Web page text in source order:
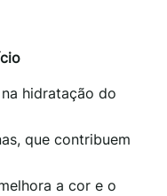
hidratação do
que contribuem
a cor e o